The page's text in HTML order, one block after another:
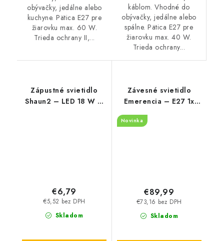
obývačky, jedálne alebo
kuchyne. Pätica E27 pre
žiarovku max. 60 W.
Trieda ochrany II,...
káblom. Vhodné do
obývačky, jedálne alebo
spálne. Pätica E27 pre
žiarovku max. 40 W.
Trieda ochrany...
Zápustné svietidlo
Shaun2 – LED 18 W –
Skladom
€5,52 bez DPH
€6,79
Závesné svietidlo
Emerencia – E27 1x
MAX 40 W – IP20
Novinka
Skladom
€73,16 bez DPH
€89,99